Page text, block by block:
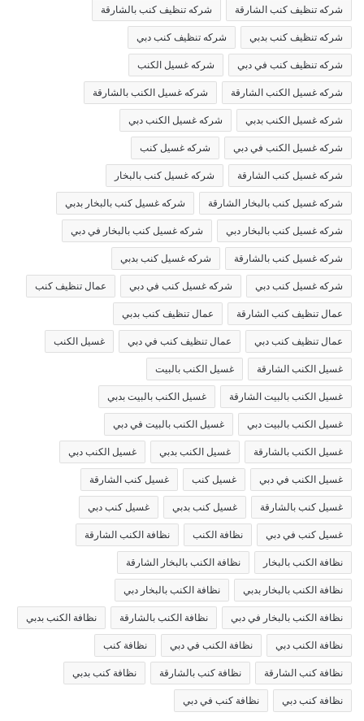
شركه تنظيف كنب الشارقة شركه تنظيف كنب بالشارقة
شركه تنظيف كنب بدبي شركه تنظيف كنب دبي
شركه تنظيف كنب في دبي شركه غسيل الكنب
شركه غسيل الكنب الشارقة شركه غسيل الكنب بالشارقة
شركه غسيل الكنب بدبي شركه غسيل الكنب دبي
شركه غسيل الكنب في دبي شركه غسيل كنب
شركه غسيل كنب الشارقة شركه غسيل كنب بالبخار
شركه غسيل كنب بالبخار الشارقة شركه غسيل كنب بالبخار بدبي
شركه غسيل كنب بالبخار دبي شركه غسيل كنب بالبخار في دبي
شركه غسيل كنب بالشارقة شركه غسيل كنب بدبي
شركه غسيل كنب دبي شركه غسيل كنب في دبي عمال تنظيف كنب
عمال تنظيف كنب الشارقة عمال تنظيف كنب بدبي
عمال تنظيف كنب دبي عمال تنظيف كنب في دبي غسيل الكنب
غسيل الكنب الشارقة غسيل الكنب بالبيت
غسيل الكنب بالبيت الشارقة غسيل الكنب بالبيت بدبي
غسيل الكنب بالبيت دبي غسيل الكنب بالبيت في دبي
غسيل الكنب بالشارقة غسيل الكنب بدبي غسيل الكنب دبي
غسيل الكنب في دبي غسيل كنب غسيل كنب الشارقة
غسيل كنب بالشارقة غسيل كنب بدبي غسيل كنب دبي
غسيل كنب في دبي نظافة الكنب نظافة الكنب الشارقة
نظافة الكنب بالبخار نظافة الكنب بالبخار الشارقة
نظافة الكنب بالبخار بدبي نظافة الكنب بالبخار دبي
نظافة الكنب بالبخار في دبي نظافة الكنب بالشارقة نظافة الكنب بدبي
نظافة الكنب دبي نظافة الكنب في دبي نظافة كنب
نظافة كنب الشارقة نظافة كنب بالشارقة نظافة كنب بدبي
نظافة كنب دبي نظافة كنب في دبي